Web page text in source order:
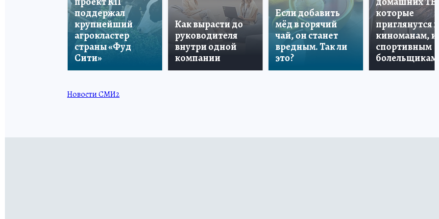
поддержал
крупнейший
агрокластер
страны «Фуд
Сити»
Как вырасти до
руководителя
внутри одной
компании
Если добавить
мёд в горячий
чай, он станет
вредным. Так ли
это?
которые
приглянутся и
киноманам, и
спортивным
болельщикам
Новости СМИ2